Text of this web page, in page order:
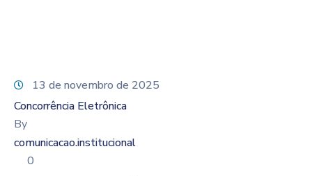
13 de novembro de 2025
Concorrência Eletrônica
By
comunicacao.institucional
0